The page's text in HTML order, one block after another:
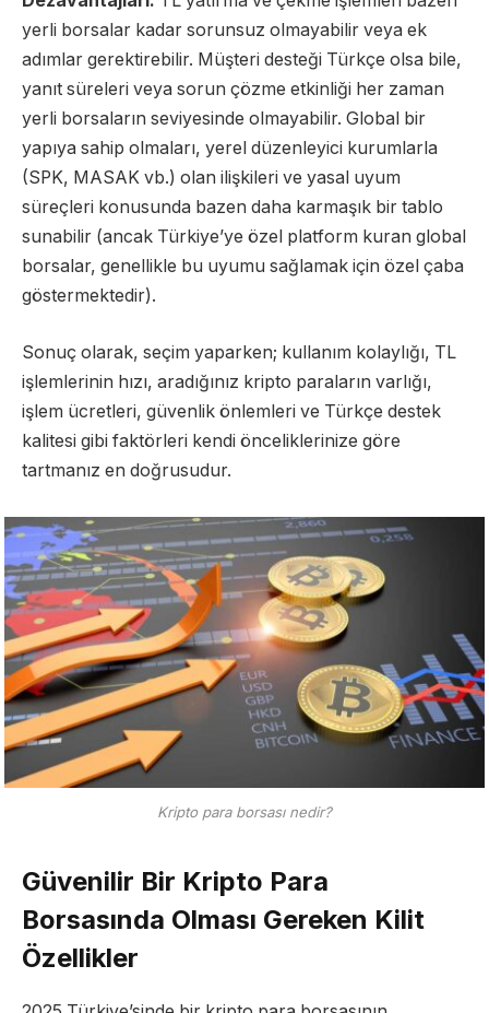
yerli borsalar kadar sorunsuz olmayabilir veya ek
adımlar gerektirebilir. Müşteri desteği Türkçe olsa bile,
yanıt süreleri veya sorun çözme etkinliği her zaman
yerli borsaların seviyesinde olmayabilir. Global bir
yapıya sahip olmaları, yerel düzenleyici kurumlarla
(SPK, MASAK vb.) olan ilişkileri ve yasal uyum
süreçleri konusunda bazen daha karmaşık bir tablo
sunabilir (ancak Türkiye’ye özel platform kuran global
borsalar, genellikle bu uyumu sağlamak için özel çaba
göstermektedir).
Sonuç olarak, seçim yaparken; kullanım kolaylığı, TL
işlemlerinin hızı, aradığınız kripto paraların varlığı,
işlem ücretleri, güvenlik önlemleri ve Türkçe destek
kalitesi gibi faktörleri kendi önceliklerinize göre
tartmanız en doğrusudur.
Kripto para borsası nedir?
Güvenilir Bir Kripto Para
Borsasında Olması Gereken Kilit
Özellikler